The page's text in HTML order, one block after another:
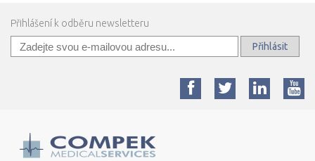
Přihlášení k odběru newsletteru
Přihlásit